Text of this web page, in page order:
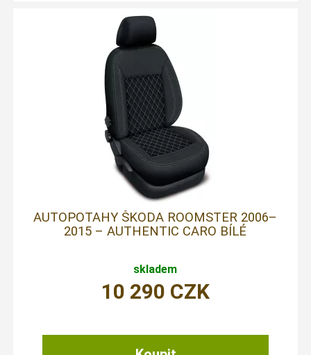
AUTOPOTAHY ŠKODA ROOMSTER 2006–
2015 – AUTHENTIC CARO BÍLÉ
skladem
10 290 CZK